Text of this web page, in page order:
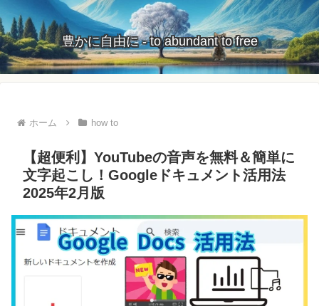
豊かに自由に - to abundant to free
ホーム how to
【超便利】YouTubeの音声を無料＆簡単に
文字起こし！Googleドキュメント活用法
2025年2月版